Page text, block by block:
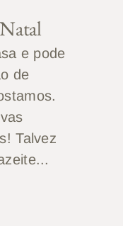
e pode
de
Talvez